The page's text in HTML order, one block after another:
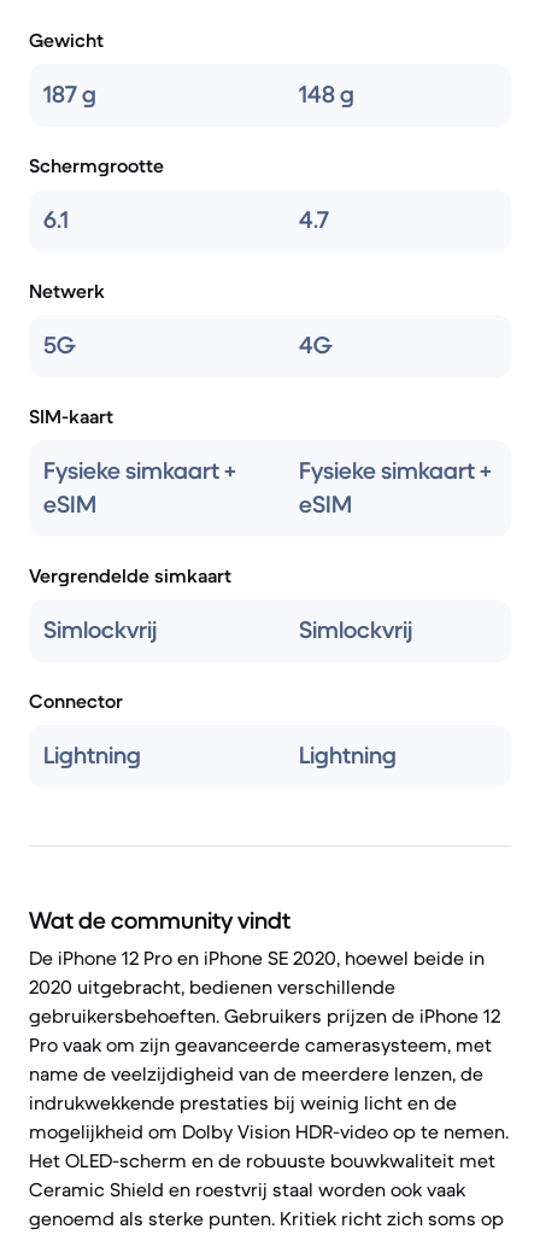
Gewicht
187 g 148 g
Schermgrootte
6.1 4.7
Netwerk
5G 4G
SIM-kaart
Fysieke simkaart +
eSIM
Fysieke simkaart +
eSIM
Vergrendelde simkaart
Simlockvrij Simlockvrij
Connector
Lightning Lightning
Wat de community vindt
De iPhone 12 Pro en iPhone SE 2020, hoewel beide in
2020 uitgebracht, bedienen verschillende
gebruikersbehoeften. Gebruikers prijzen de iPhone 12
Pro vaak om zijn geavanceerde camerasysteem, met
name de veelzijdigheid van de meerdere lenzen, de
indrukwekkende prestaties bij weinig licht en de
mogelijkheid om Dolby Vision HDR-video op te nemen.
Het OLED-scherm en de robuuste bouwkwaliteit met
Ceramic Shield en roestvrij staal worden ook vaak
genoemd als sterke punten. Kritiek richt zich soms op